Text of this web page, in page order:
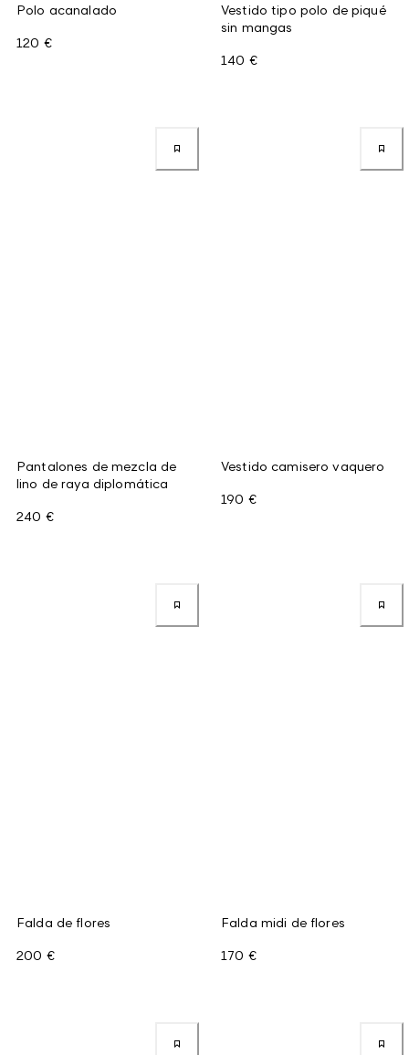
Polo acanalado
120 €
Vestido tipo polo de piqué
sin mangas
140 €
Pantalones de mezcla de
lino de raya diplomática
240 €
Vestido camisero vaquero
190 €
Falda de flores
200 €
Falda midi de flores
170 €